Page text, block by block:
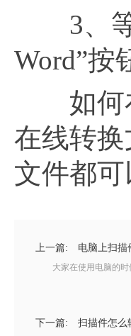
3、等
Word”按
如何在
在线转
文件都
上一篇: 电脑上扫描
大家在使用电脑的时候
下一篇: 扫描件怎么